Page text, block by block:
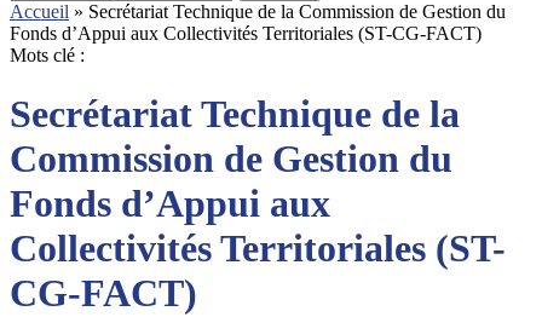
Accueil » Secrétariat Technique de la Commission de Gestion du
Fonds d’Appui aux Collectivités Territoriales (ST-CG-FACT)
Mots clé :
Secrétariat Technique de la
Commission de Gestion du
Fonds d’Appui aux
Collectivités Territoriales (ST-
CG-FACT)